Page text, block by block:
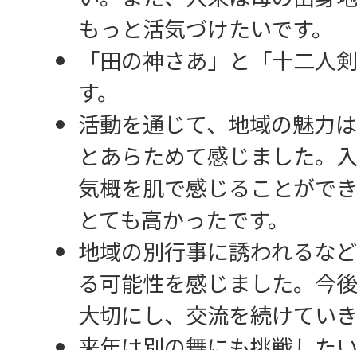
もっと活気づけたいです。
「田の神さあ」と「十二人
す。
活動を通じて、地域の魅力
とあらためて感じました。
気概を肌で感じることがで
とても高かったです。
地域の別行事に誘われるな
る可能性を感じました。今
大切にし、交流を続けてい